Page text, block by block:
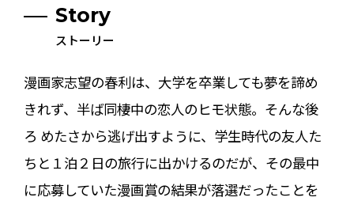
Story
ストーリー
漫画家志望の春利は、大学を卒業しても夢を諦め
きれず、半ば同棲中の恋人のヒモ状態。そんな後
ろ めたさから逃げ出すように、学生時代の友人た
ちと１泊２日の旅行に出かけるのだが、その最中
に応募していた漫画賞の結果が落選だったことを